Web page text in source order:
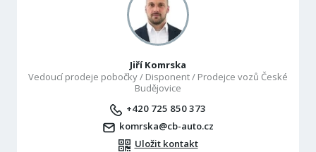
Jiří Komrska
Vedoucí prodeje pobočky / Disponent / Prodejce vozů České
Budějovice
+420 725 850 373
komrska@cb-auto.cz
Uložit kontakt